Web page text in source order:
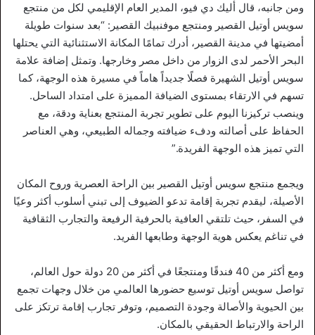
ومن جانبه، قال أليك دي فيو، المدير العام الإقليمي لكل من منتجع
سويس أوتيل القصير ومنتجع موفنبيك القصير: “بعد سنوات طويلة
أمضيتها في مدينة القصير، أدرك تمامًا المكانة الاستثنائية التي يحتلها
البحر الأحمر لدى الزوار من داخل مصر وخارجها. وتمثل إضافة علامة
سويس أوتيل الشهيرة فصلًا جديداً هاماً في مسيرة هذه الوجهة، كما
تسهم في الارتقاء بمستوى الضيافة المميزة على امتداد الساحل.
وينصب تركيزنا اليوم على تطوير تجربة المنتجع بعناية ودقة، مع
الحفاظ على أصالته ودفء ضيافته وجماله الطبيعي، وهي العناصر
التي تميز هذه الوجهة الفريدة.”
ويجمع منتجع سويس أوتيل القصير بين الراحة العصرية وروح المكان
الأصيلة، ليقدم تجربة إقامة تدعو الضيوف إلى تبني أسلوب أكثر وعيًا
في السفر، حيث تلتقي العافية بالحرفية الرفيعة والتجارب الثقافية
في تناغم يعكس هوية الوجهة وطابعها الفريد.
ومع أكثر من 40 فندقًا ومنتجعًا في أكثر من 20 دولة حول العالم،
تواصل سويس أوتيل توسيع حضورها العالمي من خلال وجهات تجمع
بين الحيوية والأصالة وجودة التصميم، وتوفر تجارب إقامة ترتكز على
الراحة والارتباط الحقيقي بالمكان.